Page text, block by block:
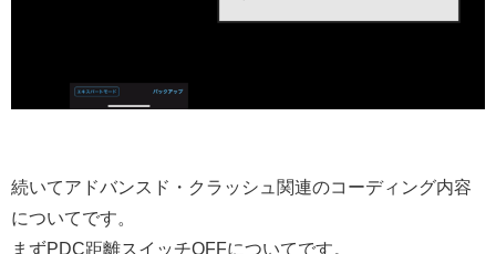
続いてアドバンスド・クラッシュ関連のコーディング内容
についてです。
まずPDC距離スイッチOFFについてです。